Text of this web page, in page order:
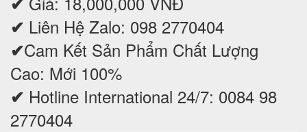
✔ Liên Hệ Zalo: 098 2770404
✔Cam Kết Sản Phẩm Chất Lượng
Cao: Mới 100%
✔ Hotline International 24/7: 0084 98
2770404